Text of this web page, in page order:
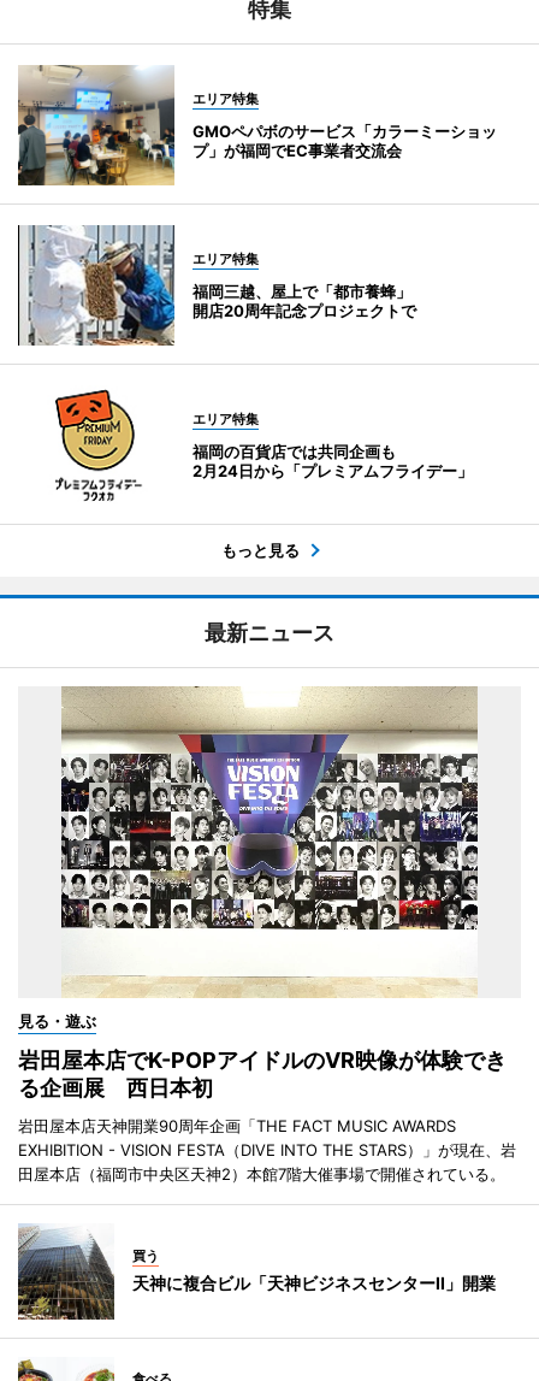
特集
エリア特集
GMOペパボのサービス「カラーミーショッ
プ」が福岡でEC事業者交流会
エリア特集
福岡三越、屋上で「都市養蜂」
開店20周年記念プロジェクトで
エリア特集
福岡の百貨店では共同企画も
2月24日から「プレミアムフライデー」
もっと見る
最新ニュース
見る・遊ぶ
岩田屋本店でK-POPアイドルのVR映像が体験でき
る企画展 西日本初
岩田屋本店天神開業90周年企画「THE FACT MUSIC AWARDS
EXHIBITION - VISION FESTA（DIVE INTO THE STARS）」が現在、岩
田屋本店（福岡市中央区天神2）本館7階大催事場で開催されている。
買う
天神に複合ビル「天神ビジネスセンターII」開業